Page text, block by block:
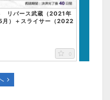
リバース武蔵（2021年
）＋スライサー（2022
0